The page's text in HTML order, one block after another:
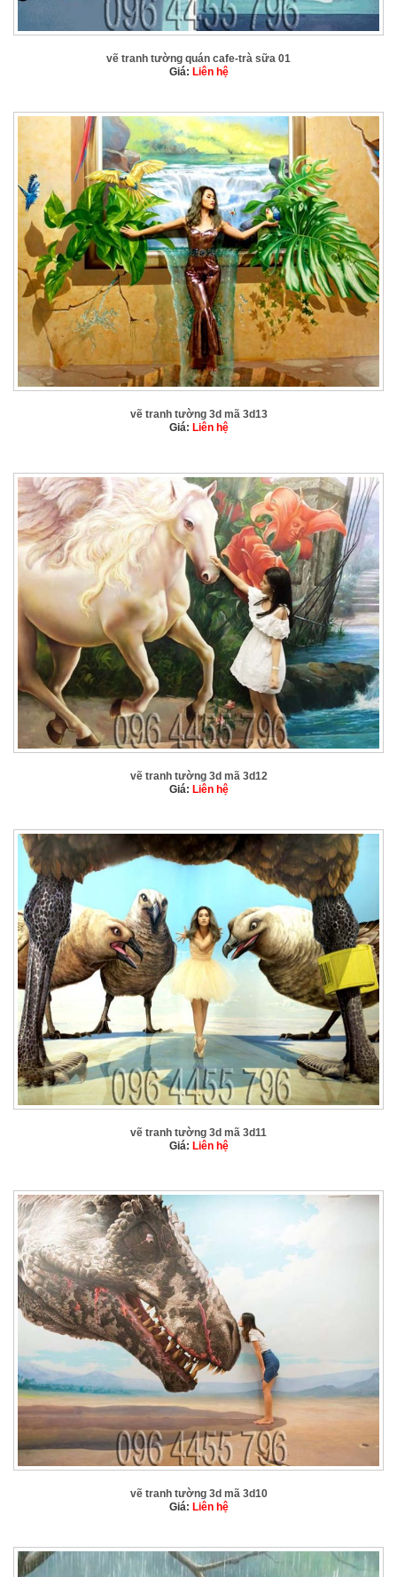
vẽ tranh tường quán cafe-trà sữa 01
Giá: Liên hệ
vẽ tranh tường 3d mã 3d13
Giá: Liên hệ
vẽ tranh tường 3d mã 3d12
Giá: Liên hệ
vẽ tranh tường 3d mã 3d11
Giá: Liên hệ
vẽ tranh tường 3d mã 3d10
Giá: Liên hệ